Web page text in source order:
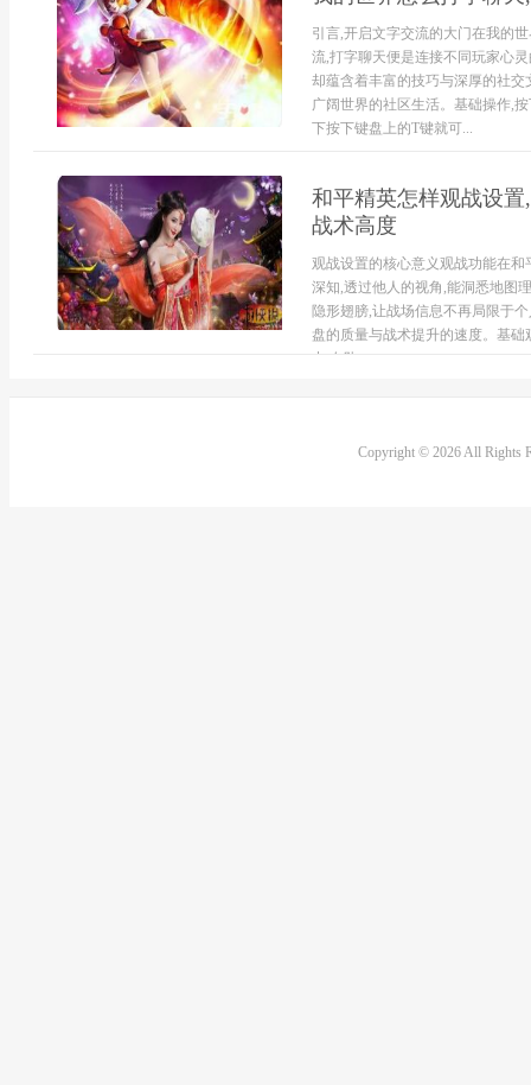
引言,开启文字交流的大门在我的
流,打字聊天便是连接不同玩家心
却蕴含着丰富的技巧与深厚的社
广阔世界的社区生活。基础操作,
下按下键盘上的T键就可...
和平精英怎样观战设
战术高度
观战设置的核心意义观战功能在
深知,透过他人的视角,能洞悉地图
隐形翅膀,让战场信息不再局限于
盘的质量与战术提升的速度。基
中,在队...
Copyright © 2026 All Rights